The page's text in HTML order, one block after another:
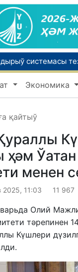
раўажланыў
өз кәсиби
Экономика
қайтыў
менен
2025, 11:03 11 967
Олий
тәрепинен
Күшлери